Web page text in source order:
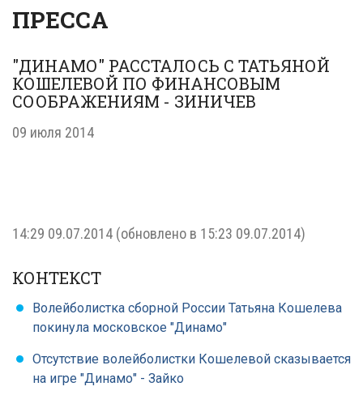
ПРЕССА
"ДИНАМО" РАССТАЛОСЬ С ТАТЬЯНОЙ
КОШЕЛЕВОЙ ПО ФИНАНСОВЫМ
СООБРАЖЕНИЯМ - ЗИНИЧЕВ
09 июля 2014
14:29 09.07.2014 (обновлено в 15:23 09.07.2014)
КОНТЕКСТ
Волейболистка сборной России Татьяна Кошелева
покинула московское "Динамо"
Отсутствие волейболистки Кошелевой сказывается
на игре "Динамо" - Зайко